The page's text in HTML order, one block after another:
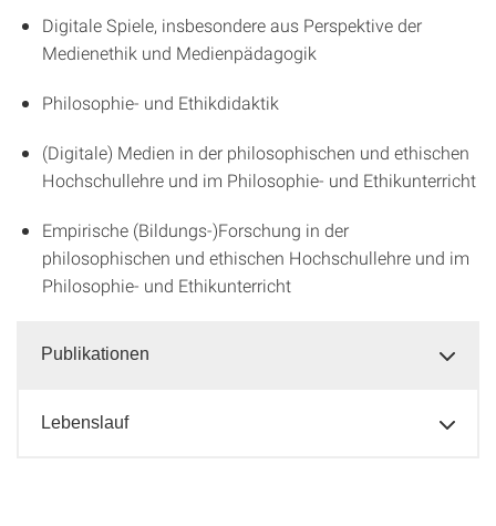
Digitale Spiele, insbesondere aus Perspektive der
Medienethik und Medienpädagogik
Philosophie- und Ethikdidaktik
(Digitale) Medien in der philosophischen und ethischen
Hochschullehre und im Philosophie- und Ethikunterricht
Empirische (Bildungs-)Forschung in der
philosophischen und ethischen Hochschullehre und im
Philosophie- und Ethikunterricht
Publikationen
Lebenslauf